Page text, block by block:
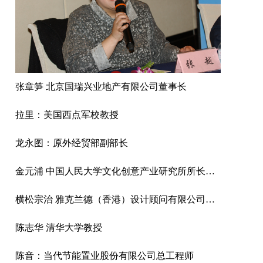
张章笋 北京国瑞兴业地产有限公司董事长
拉里：美国西点军校教授
龙永图：原外经贸部副部长
金元浦 中国人民大学文化创意产业研究所所长博士、教授、博导
横松宗治 雅克兰德（香港）设计顾问有限公司董事、总规划师
陈志华 清华大学教授
陈音：当代节能置业股份有限公司总工程师